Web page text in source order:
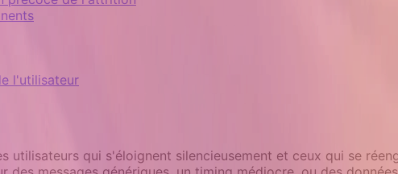
l'utilisateur
qui s'éloignent silencieusement et ceux qui se